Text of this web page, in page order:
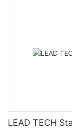
LEAD TECH